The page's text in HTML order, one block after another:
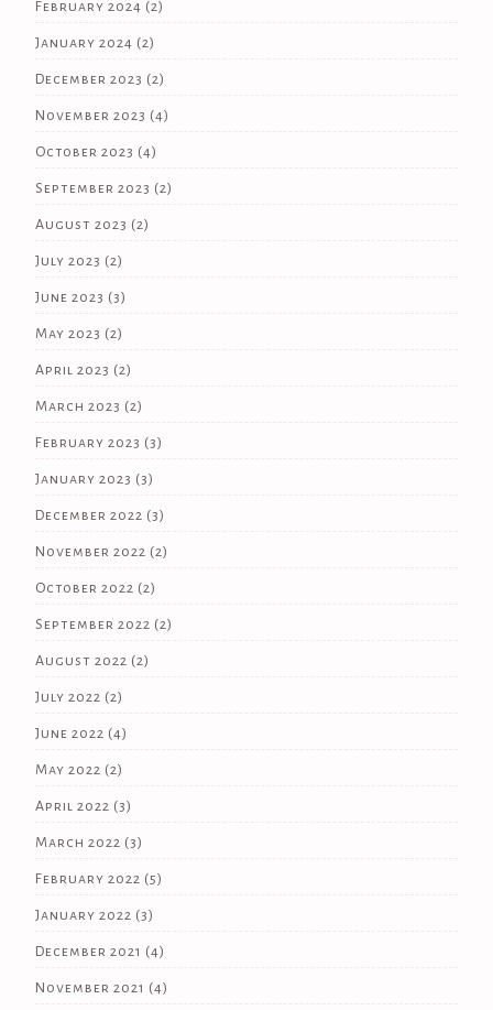
February 2024 (2)
January 2024 (2)
December 2023 (2)
November 2023 (4)
October 2023 (4)
September 2023 (2)
August 2023 (2)
July 2023 (2)
June 2023 (3)
May 2023 (2)
April 2023 (2)
March 2023 (2)
February 2023 (3)
January 2023 (3)
December 2022 (3)
November 2022 (2)
October 2022 (2)
September 2022 (2)
August 2022 (2)
July 2022 (2)
June 2022 (4)
May 2022 (2)
April 2022 (3)
March 2022 (3)
February 2022 (5)
January 2022 (3)
December 2021 (4)
November 2021 (4)